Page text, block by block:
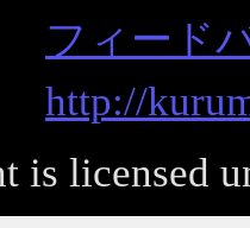
フィード
http://
is licensed